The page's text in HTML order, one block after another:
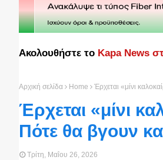
Ακολουθήστε το Kapa News
Αρχική σελίδα Home Έρχεται «μίνι
Έρχεται «μίνι
Πότε θα βγουν
Τρίτη, Μαΐου 26, 2026